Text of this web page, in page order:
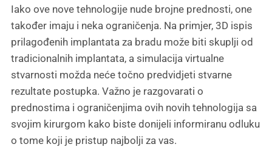
Iako ove nove tehnologije nude brojne prednosti, one
također imaju i neka ograničenja. Na primjer, 3D ispis
prilagođenih implantata za bradu može biti skuplji od
tradicionalnih implantata, a simulacija virtualne
stvarnosti možda neće točno predvidjeti stvarne
rezultate postupka. Važno je razgovarati o
prednostima i ograničenjima ovih novih tehnologija sa
svojim kirurgom kako biste donijeli informiranu odluku
o tome koji je pristup najbolji za vas.